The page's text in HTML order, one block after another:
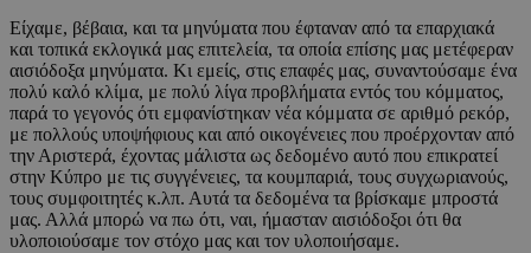
Είχαμε, βέβαια, και τα μηνύματα που έφταναν από τα επαρχιακά
και τοπικά εκλογικά μας επιτελεία, τα οποία επίσης μας μετέφεραν
αισιόδοξα μηνύματα. Κι εμείς, στις επαφές μας, συναντούσαμε ένα
πολύ καλό κλίμα, με πολύ λίγα προβλήματα εντός του κόμματος,
παρά το γεγονός ότι εμφανίστηκαν νέα κόμματα σε αριθμό ρεκόρ,
με πολλούς υποψήφιους και από οικογένειες που προέρχονταν από
την Αριστερά, έχοντας μάλιστα ως δεδομένο αυτό που επικρατεί
στην Κύπρο με τις συγγένειες, τα κουμπαριά, τους συγχωριανούς,
τους συμφοιτητές κ.λπ. Αυτά τα δεδομένα τα βρίσκαμε μπροστά
μας. Αλλά μπορώ να πω ότι, ναι, ήμασταν αισιόδοξοι ότι θα
υλοποιούσαμε τον στόχο μας και τον υλοποιήσαμε.